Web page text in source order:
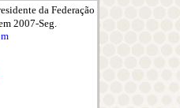
da Federação
2007-Seg.